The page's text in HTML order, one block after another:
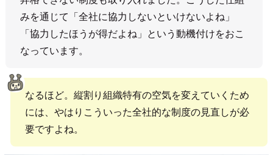
みを通じて「全社に協力しないといけないよね」
「協力したほうが得だよね」という動機付けをおこ
なっています。
なるほど。縦割り組織特有の空気を変えていくため
には、やはりこういった全社的な制度の見直しが必
要ですよね。